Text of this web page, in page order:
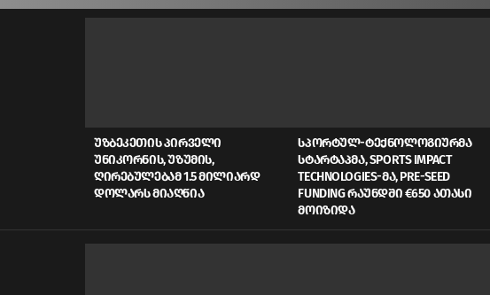
ᲣᲖᲑᲔᲙᲔᲗᲘᲡ ᲞᲘᲠᲕᲔᲚᲘ
ᲣᲜᲘᲙᲝᲠᲜᲘᲡ, ᲣᲖᲣᲛᲘᲡ,
ᲦᲘᲠᲔᲑᲣᲚᲔᲑᲐᲛ 1.5 ᲛᲘᲚᲘᲐᲠᲓ
ᲓᲝᲚᲐᲠᲡ ᲛᲘᲐᲦᲬᲘᲐ
ᲡᲞᲝᲠᲢᲣᲚ-ᲢᲔᲥᲜᲝᲚᲝᲒᲘᲣᲠᲛᲐ
ᲡᲢᲐᲠᲢᲐᲞᲛᲐ, SPORTS IMPACT
TECHNOLOGIES-ᲛᲐ, PRE-SEED
FUNDING ᲠᲐᲣᲜᲓᲨᲘ €650 ᲐᲗᲐᲡᲘ
ᲛᲝᲘᲖᲘᲓᲐ